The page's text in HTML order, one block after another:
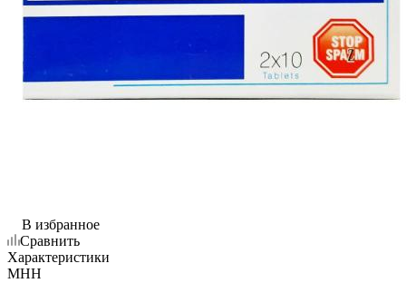
В избранное
Сравнить
Характеристики
МНН